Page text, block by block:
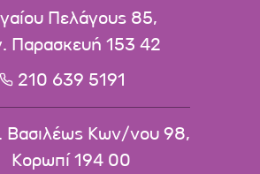
Πελάγους 85,
Παρασκευή 153 42
210 639 5191
Κων/νου 98,
Κορωπί 194 00